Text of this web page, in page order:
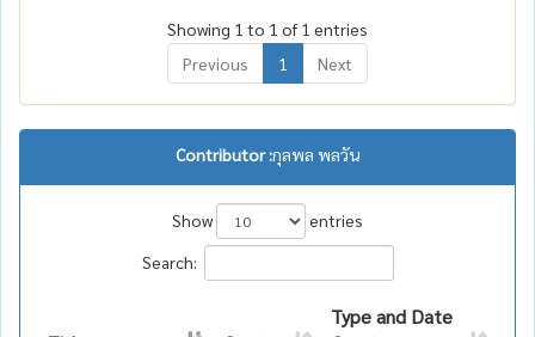
Showing 1 to 1 of 1 entries
Previous
1 Next
Contributor :กุลพล พลวัน
Show
entries
Search:
Type and Date